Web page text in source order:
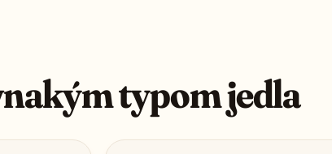
typom jedla